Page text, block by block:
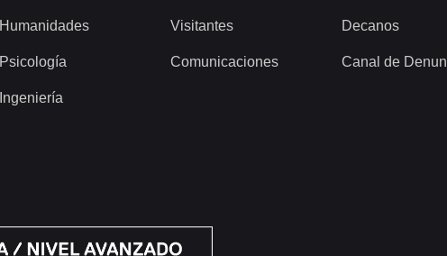
Humanidades
Psicología
Ingeniería
Visitantes
Comunicaciones
Decanos
Canal de